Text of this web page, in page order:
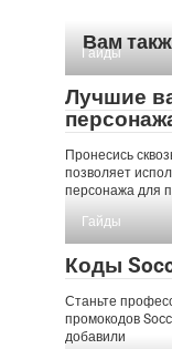
Вам
Гайды
Лучшие
Пронесись
позволяет
персонажа для
Гайды
Коды
Станьте
промокодов
добавили